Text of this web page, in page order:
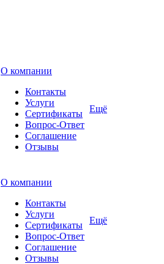
О компании
Контакты
Услуги
Сертификаты
Вопрос-Ответ
Соглашение
Отзывы
Ещё
О компании
Контакты
Услуги
Сертификаты
Вопрос-Ответ
Соглашение
Отзывы
Ещё